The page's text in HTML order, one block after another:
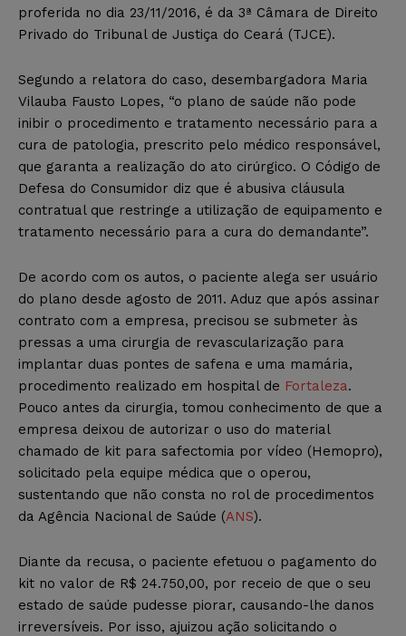
proferida no dia 23/11/2016, é da 3ª Câmara de Direito
Privado do Tribunal de Justiça do Ceará (TJCE).
Segundo a relatora do caso, desembargadora Maria
Vilauba Fausto Lopes, “o plano de saúde não pode
inibir o procedimento e tratamento necessário para a
cura de patologia, prescrito pelo médico responsável,
que garanta a realização do ato cirúrgico. O Código de
Defesa do Consumidor diz que é abusiva cláusula
contratual que restringe a utilização de equipamento e
tratamento necessário para a cura do demandante”.
De acordo com os autos, o paciente alega ser usuário
do plano desde agosto de 2011. Aduz que após assinar
contrato com a empresa, precisou se submeter às
pressas a uma cirurgia de revascularização para
implantar duas pontes de safena e uma mamária,
procedimento realizado em hospital de Fortaleza.
Pouco antes da cirurgia, tomou conhecimento de que a
empresa deixou de autorizar o uso do material
chamado de kit para safectomia por vídeo (Hemopro),
solicitado pela equipe médica que o operou,
sustentando que não consta no rol de procedimentos
da Agência Nacional de Saúde (ANS).
Diante da recusa, o paciente efetuou o pagamento do
kit no valor de R$ 24.750,00, por receio de que o seu
estado de saúde pudesse piorar, causando-lhe danos
irreversíveis. Por isso, ajuizou ação solicitando o